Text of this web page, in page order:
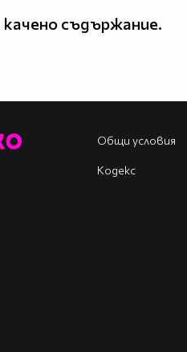
съдържание.
Общи условия
Кодекс